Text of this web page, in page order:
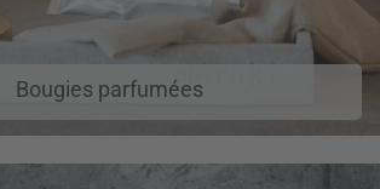
Bougies parfumées